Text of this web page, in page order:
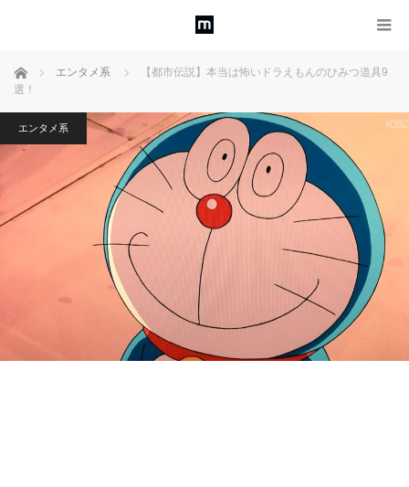
ホーム エンタメ系
【都市伝説】本当は怖いドラえもんのひみつ道具9
選！
エンタメ系